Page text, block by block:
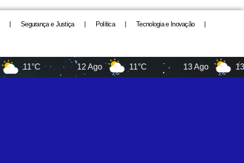
Segurança e Justiça Política Tecnologia e Inovação
11°C 12 Ago 11°C 13 Ago 13°C